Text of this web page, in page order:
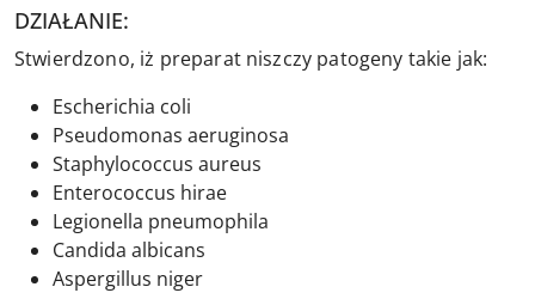
DZIAŁANIE:
Stwierdzono, iż preparat niszczy patogeny takie jak:
Escherichia coli
Pseudomonas aeruginosa
Staphylococcus aureus
Enterococcus hirae
Legionella pneumophila
Candida albicans
Aspergillus niger